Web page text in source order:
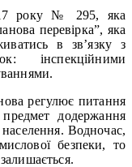
року № 295, яка
перевірка”, яка
в зв’язку з
інспекційними
регулює питання
додержання
населення. Водночас,
безпеки, то